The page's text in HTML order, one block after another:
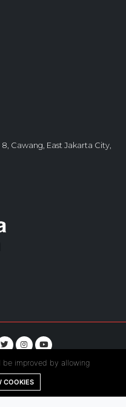
Cawang, East Jakarta City,
All Rights Reserved.
be improved by allowing
COOKIES